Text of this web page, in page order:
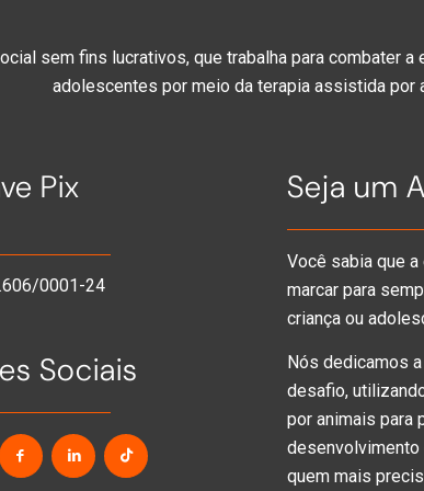
sem fins lucrativos, que trabalha para combater
adolescentes por meio da terapia assistida por
Pix
0001-24
Sociais
Seja um
Você sabia que
marcar para
criança ou
Nós dedicamos
desafio,
por animais para
desenvolvimento
quem mais